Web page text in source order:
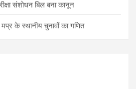
संशोधन बिल बना कानून
के स्थानीय चुनावों का गणित